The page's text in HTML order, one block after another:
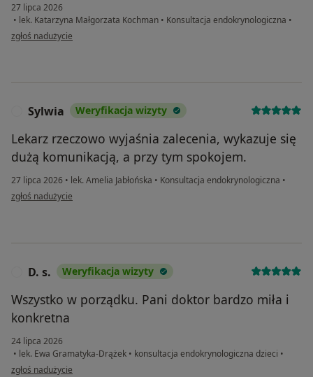
27 lipca 2026
• lek. Katarzyna Małgorzata Kochman • Konsultacja endokrynologiczna •
w opinii użytkownika Iwona
zgłoś nadużycie
Sylwia Weryfikacja wizyty
Lekarz rzeczowo wyjaśnia zalecenia, wykazuje się
dużą komunikacją, a przy tym spokojem.
27 lipca 2026 • lek. Amelia Jabłońska • Konsultacja endokrynologiczna •
w opinii użytkownika Sylwia
zgłoś nadużycie
D. s. Weryfikacja wizyty
Wszystko w porządku. Pani doktor bardzo miła i
konkretna
24 lipca 2026
• lek. Ewa Gramatyka-Drążek • konsultacja endokrynologiczna dzieci •
w opinii użytkownika D. s.
zgłoś nadużycie